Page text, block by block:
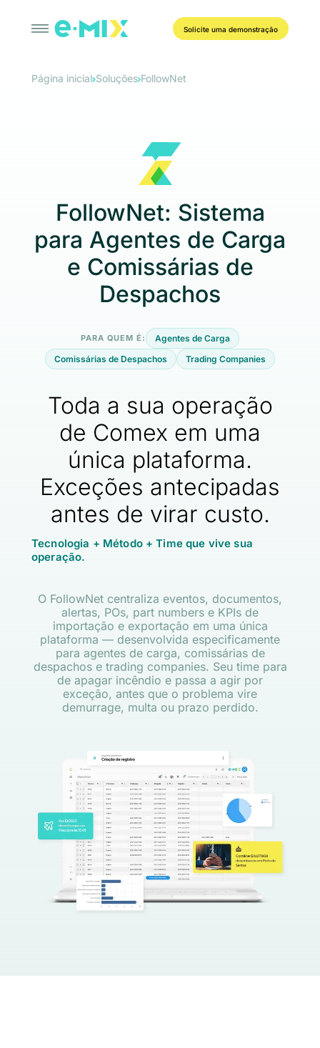
Solicite uma demonstração
Página inicial Soluções FollowNet
FollowNet: Sistema
para Agentes de Carga
e Comissárias de
Despachos
PARA QUEM É:
Agentes de Carga
Comissárias de Despachos
Trading Companies
Toda a sua operação
de Comex em uma
única plataforma.
Exceções antecipadas
antes de virar custo.
Tecnologia + Método + Time que vive sua
operação.
O FollowNet centraliza eventos, documentos,
alertas, POs, part numbers e KPIs de
importação e exportação em uma única
plataforma — desenvolvida especificamente
para agentes de carga, comissárias de
despachos e trading companies. Seu time para
de apagar incêndio e passa a agir por
exceção, antes que o problema vire
demurrage, multa ou prazo perdido.